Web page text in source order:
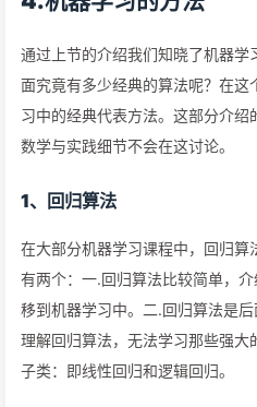
通过上节的介绍我们知晓了机器学
面究竟有多少经典的算法呢？在
习中的经典代表方法。这部分介绍
数学与实践细节不会在这讨论。
1、回归算法
在大部分机器学习课程中，回归算
有两个：一.回归算法比较简单，
移到机器学习中。二.回归算法是
理解回归算法，无法学习那些强大
子类：即线性回归和逻辑回归。